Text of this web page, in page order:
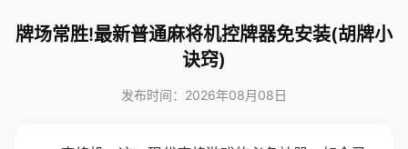
牌场常胜!最新普通麻将机控牌器免安装(胡牌小
诀窍)
发布时间：2026年08月08日